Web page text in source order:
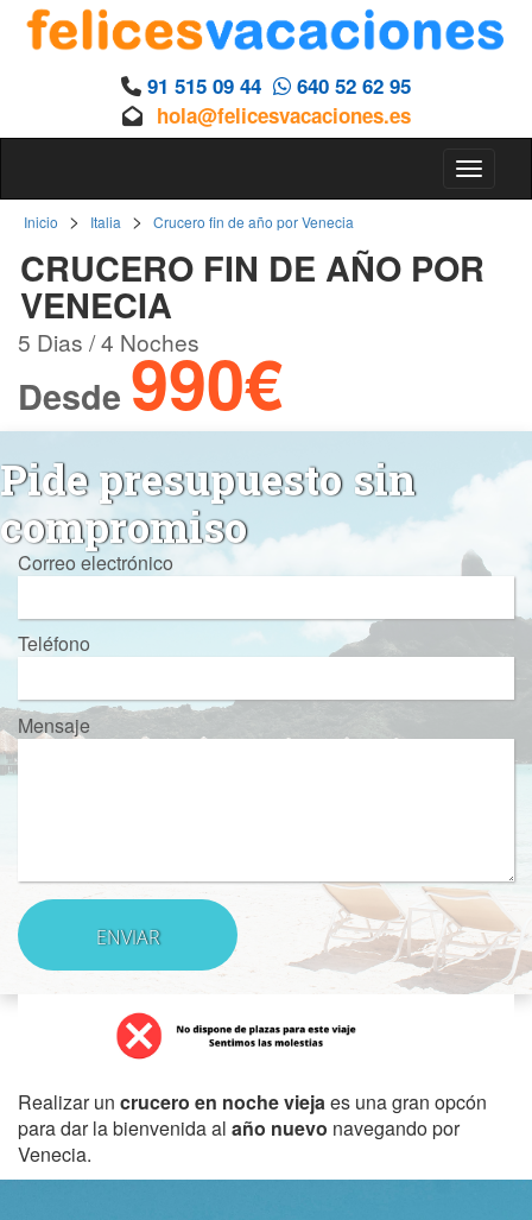
91 515 09 44
640 52 62 95
hola@felicesvacaciones.es
Inicio > Italia > Crucero fin de año por Venecia
CRUCERO FIN DE AÑO POR
VENECIA
5 Dias / 4 Noches
Desde 990€
Pide presupuesto sin
compromiso
Correo electrónico
Teléfono
Mensaje
Realizar un crucero en noche viejaes una gran opcón
para dar la bienvenida al año nuevo navegando por
Venecia.